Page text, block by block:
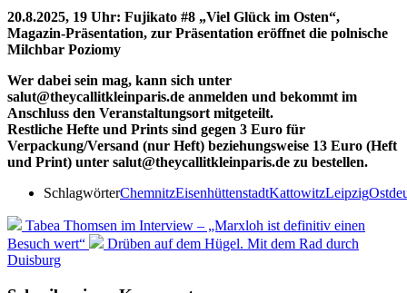
20.8.2025, 19 Uhr: Fujikato #8 „Viel Glück im Osten“,
Magazin-Präsentation, zur Präsentation eröffnet die polnische
Milchbar Poziomy
Wer dabei sein mag, kann sich unter
salut@theycallitkleinparis.de anmelden und bekommt im
Anschluss den Veranstaltungsort mitgeteilt.
Restliche Hefte und Prints sind gegen 3 Euro für
Verpackung/Versand (nur Heft) beziehungsweise 13 Euro (Heft
und Print) unter salut@theycallitkleinparis.de zu bestellen.
SchlagwörterChemnitzEisenhüttenstadtKattowitzLeipzig
Tabea Thomsen im Interview – „Marxloh ist definitiv einen
Besuch wert“
Drüben auf dem Hügel. Mit dem Rad durch
Duisburg